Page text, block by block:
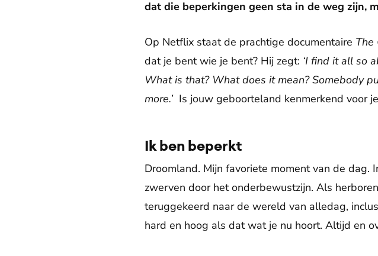
dat die beperkingen geen sta in de weg zijn,
Op Netflix staat de prachtige documentaire The
dat je bent wie je bent? Hij zegt: ‘I find it all so
What is that? What does it mean? Somebody
more.’ Is jouw geboorteland kenmerkend voor
Ik ben beperkt
Droomland. Mijn favoriete moment van de
zwerven door het onderbewustzijn. Als
teruggekeerd naar de wereld van alledag,
hard en hoog als dat wat je nu hoort. Altijd en